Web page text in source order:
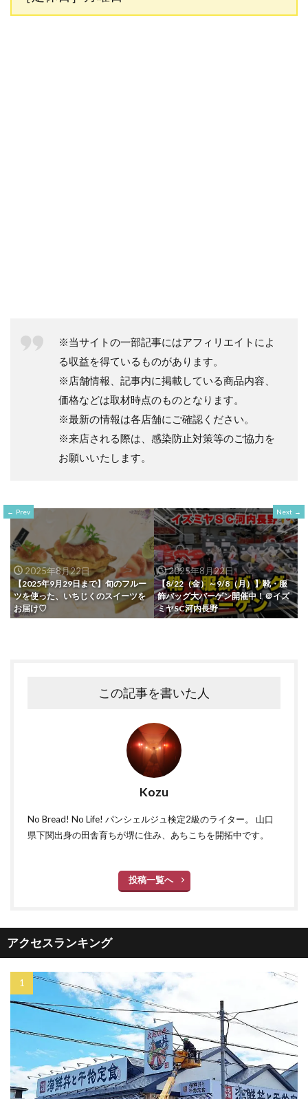
※当サイトの一部記事にはアフィリエイトによ
る収益を得ているものがあります。
※店舗情報、記事内に掲載している商品内容、
価格などは取材時点のものとなります。
※最新の情報は各店舗にご確認ください。
※来店される際は、感染防止対策等のご協力を
お願いいたします。
Prev
2025年8月22日
【2025年9月29日まで】旬のフルー
ツを使った、いちじくのスイーツを
お届け♡
Next
2025年8月22日
【8/22（金）～9/8（月）】靴・服
飾バッグ大バーゲン開催中！＠イズ
ミヤSC河内長野
この記事を書いた人
Kozu
No Bread! No Life! パンシェルジュ検定2級のライター。 山口
県下関出身の田舎育ちが堺に住み、あちこちを開拓中です。
投稿一覧へ
アクセスランキング